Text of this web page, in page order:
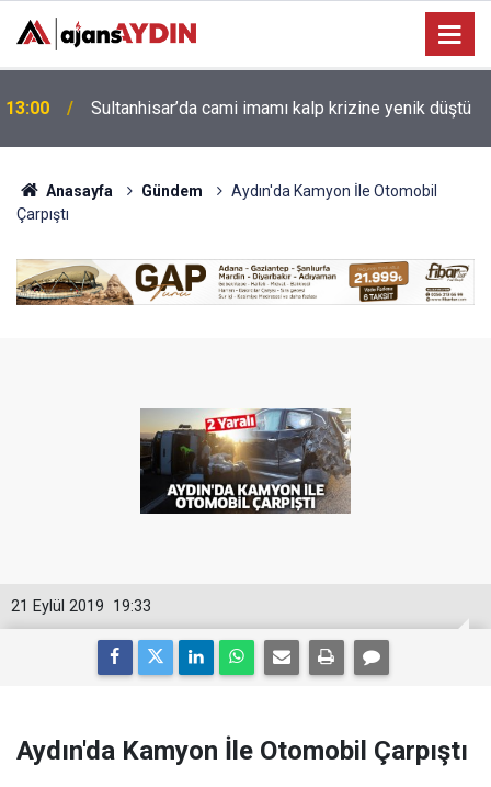
10:48
Müzesi’ni Ziyaret Etti
Anasayfa Gündem
Aydın'da Kamyon İle Otomobil
Çarpıştı
19:33
21 Eylül 2019
Aydın'da Kamyon İle Otomobil Çarpıştı